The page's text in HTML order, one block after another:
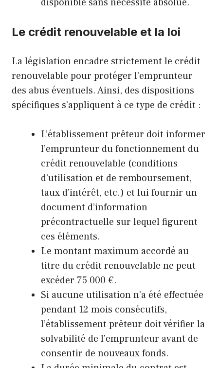
disponible sans nécessité absolue.
Le crédit renouvelable et la loi
La législation encadre strictement le crédit
renouvelable pour protéger l’emprunteur
des abus éventuels. Ainsi, des dispositions
spécifiques s’appliquent à ce type de crédit :
L’établissement prêteur doit informer
l’emprunteur du fonctionnement du
crédit renouvelable (conditions
d’utilisation et de remboursement,
taux d’intérêt, etc.) et lui fournir un
document d’information
précontractuelle sur lequel figurent
ces éléments.
Le montant maximum accordé au
titre du crédit renouvelable ne peut
excéder 75 000 €.
Si aucune utilisation n’a été effectuée
pendant 12 mois consécutifs,
l’établissement prêteur doit vérifier la
solvabilité de l’emprunteur avant de
consentir de nouveaux fonds.